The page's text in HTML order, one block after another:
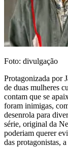
Foto: divulgação
Protagonizada por
de duas mulheres
contam que se
foram inimigas,
desenrola para
série, original da
poderiam querer
das protagonistas,